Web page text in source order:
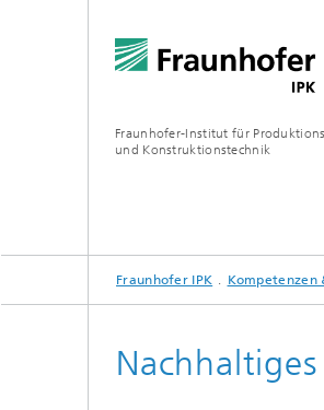
Fraunhofer-Institut für
und Konstruktionstechnik
BRANCHEN
KOMPETENZEN &
ZUSAMMENARBEIT
WEITERBILDUNGEN
Fraunhofer IPK Kompetenzen